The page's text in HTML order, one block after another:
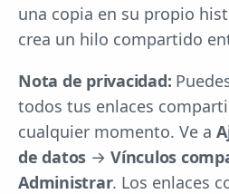
una copia en su propio
crea un hilo compartido
Nota de privacidad:
todos tus enlaces
cualquier momento. Ve a
de datos → Vínculos
Administrar. Los enlaces